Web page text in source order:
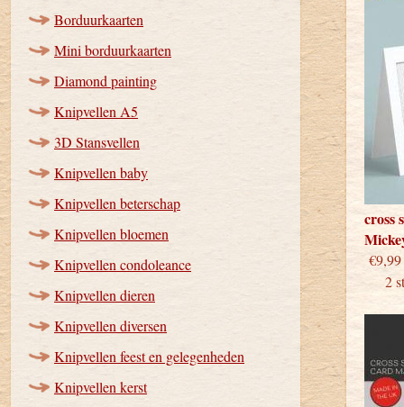
Borduurkaarten
Mini borduurkaarten
Diamond painting
Knipvellen A5
3D Stansvellen
Knipvellen baby
Knipvellen beterschap
Knipvellen bloemen
Knipvellen condoleance
Knipvellen dieren
Knipvellen diversen
Knipvellen feest en gelegenheden
Knipvellen kerst
cross
2